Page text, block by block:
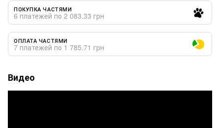
ПОКУПКА ЧАСТЯМИ
6 платежей по 2 083.33 грн
ОПЛАТА ЧАСТЯМИ
7 платежей по 1 785.71 грн
Видео